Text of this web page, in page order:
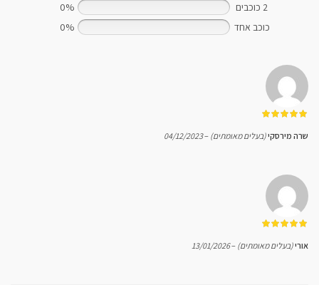
2 כוכבים
0%
כוכב אחד
0%
שרה מירסקי(בעלים מאומתים) –
04/12/2023
אורי(בעלים מאומתים) –
13/01/2026